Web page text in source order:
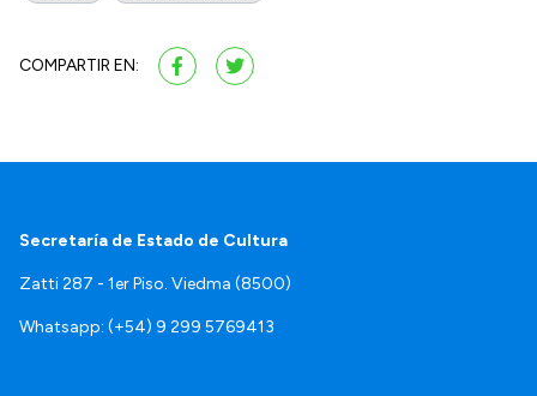
COMPARTIR EN:
Secretaría de Estado de Cultura
Zatti 287 - 1er Piso. Viedma (8500)
Whatsapp: (+54) 9 299 5769413